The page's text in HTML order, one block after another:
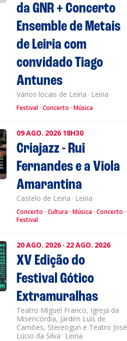
da GNR + Concerto
Ensemble de Metais
de Leiria com
convidado Tiago
Antunes
Vários locais de Leiria · Leiria
Festival Concerto Música
09AGO. 202618H30
Criajazz - Rui
Fernandes e a Viola
Amarantina
Castelo de Leiria · Leiria
Concerto Cultura Música Concerto
Festival
20AGO. 2026· 22AGO. 2026
XV Edição do
Festival Gótico
Extramuralhas
Teatro Miguel Franco, Igreja da
Misericórdia, Jardim Luís de
Camões, Stereogun e Teatro José
Lúcio da Silva · Leiria